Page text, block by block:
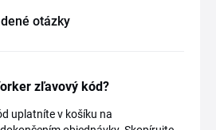
otázky
zľavový kód?
uplatníte v košíku na